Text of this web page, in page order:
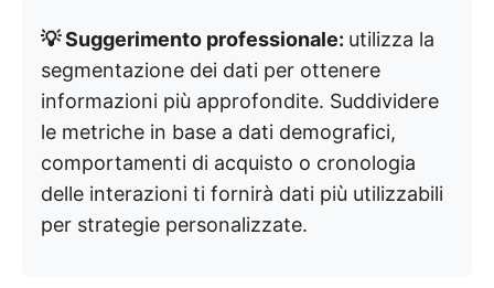
💡 Suggerimento professionale: utilizza la
segmentazione dei dati per ottenere
informazioni più approfondite. Suddividere
le metriche in base a dati demografici,
comportamenti di acquisto o cronologia
delle interazioni ti fornirà dati più utilizzabili
per strategie personalizzate.